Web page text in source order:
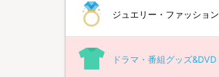
ジュエリー・ファッション
ドラマ・番組グッズ&DVD